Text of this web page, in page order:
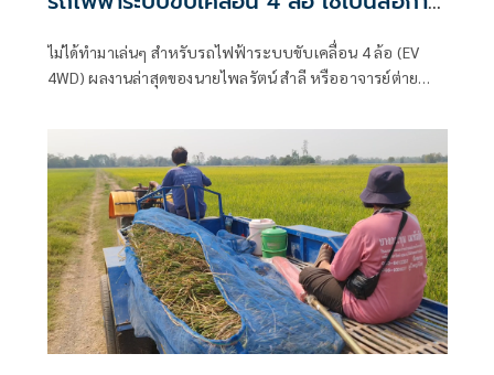
ไม่ได้ทำมาเล่นๆ สำหรับรถไฟฟ้าระบบขับเคลื่อน 4 ล้อ (EV
4WD) ผลงานล่าสุดของนายไพลรัตน์ สำลี หรืออาจารย์ต่าย
อาชีพศรีสัชนาลัย จ.สุโขทัย ซึ่งได้ควักเงินทุนส่วนตัว 200,000
กว่าบาท สร้างรถไฟฟ้าโฟร์วีลคันนี้ขึ้นมา อย่างมีวัตถุประสงค์